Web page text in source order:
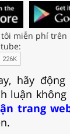
miễn phí trên
hãy
luận
trang